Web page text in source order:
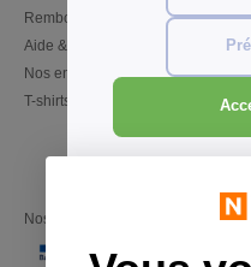
Remboursements/retours
Aide & FAQs
Nos engagements
T-shirts en gros local
Nos partenaires financiers